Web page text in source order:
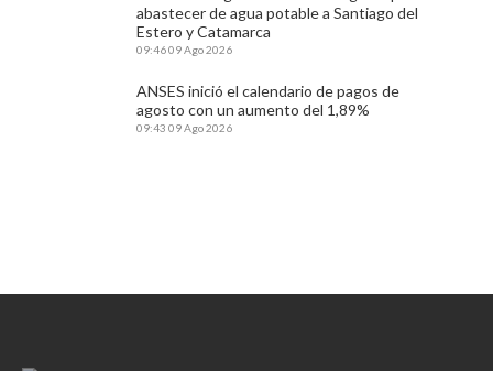
abastecer de agua potable a Santiago del
Estero y Catamarca
09:4609 Ago 2026
ANSES inició el calendario de pagos de
agosto con un aumento del 1,89%
09:43 09 Ago 2026